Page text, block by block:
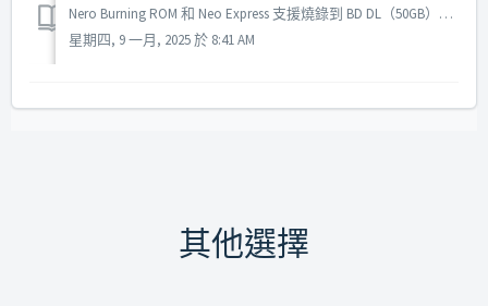
Nero Burning ROM 和 Neo Express 支援燒錄到 BD DL（50GB）和 BD XL（100GB 和 128G）光碟。 Nero Video 支援燒錄到 BD DL (50GB)。它不支援 BD XL (100GB)。
星期四, 9 一月, 2025 於 8:41 AM
其他選擇